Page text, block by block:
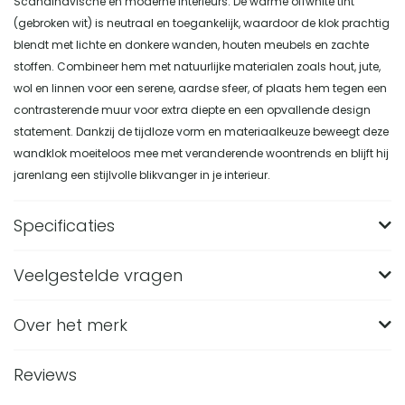
(gebroken wit) is neutraal en toegankelijk, waardoor de klok prachtig
blendt met lichte en donkere wanden, houten meubels en zachte
stoffen. Combineer hem met natuurlijke materialen zoals hout, jute,
wol en linnen voor een serene, aardse sfeer, of plaats hem tegen een
contrasterende muur voor extra diepte en een opvallende design
statement. Dankzij de tijdloze vorm en materiaalkeuze beweegt deze
wandklok moeiteloos mee met veranderende woontrends en blijft hij
jarenlang een stijlvolle blikvanger in je interieur.
Specificaties
Merk
Hoogte (in CM)
Veelgestelde vragen
Wat zijn de afmetingen van de Nest of Nora
De wandklok heeft een formaat van 28 x 33 x 3,5 cm. Door
Over het merk
Reviews